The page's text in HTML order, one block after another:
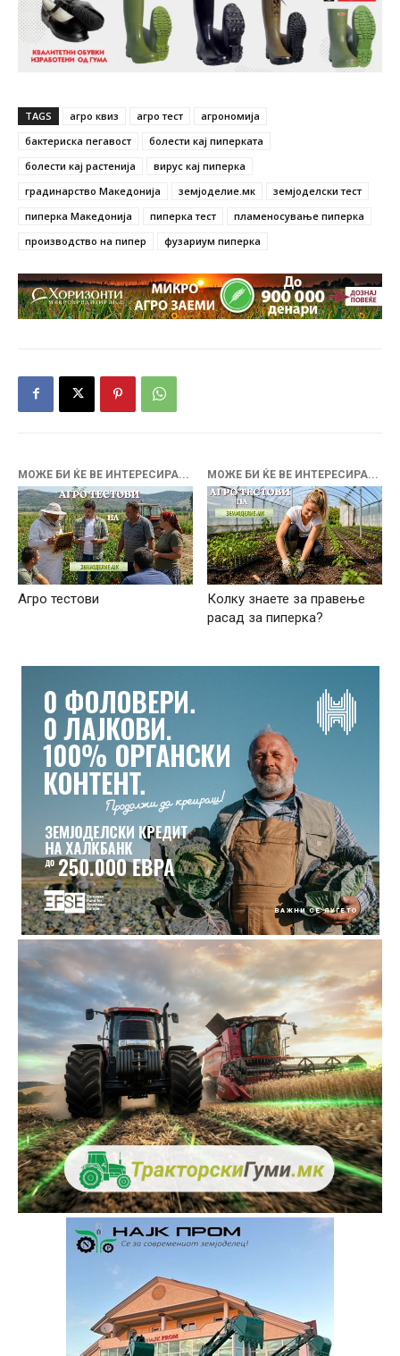
TAGS агро квиз агро тест
агрономија
бактериска пегавост
болести кај пиперката
болести кај растенија
вирус кај пиперка
градинарство Македонија
земјоделие.мк
земјоделски тест
пиперка Македонија
пиперка тест
пламеносување пиперка
производство на пипер
фузариум пиперка
МОЖЕ БИ ЌЕ ВЕ ИНТЕРЕСИРА...
Агро тестови
МОЖЕ БИ ЌЕ ВЕ ИНТЕРЕСИРА...
Колку знаете за правење
расад за пиперка?